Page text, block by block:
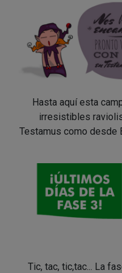
Hasta aquí esta
irresistibles
Testamus como desde
Tic, tac, tic,tac... La